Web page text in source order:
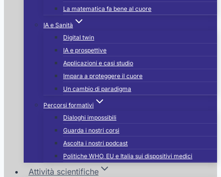
La matematica fa bene al cuore
IA e Sanità
Digital twin
IA e prospettive
Applicazioni e casi studio
Impara a proteggere il cuore
Un cambio di paradigma
Percorsi formativi
Dialoghi impossibili
Guarda i nostri corsi
Ascolta i nostri podcast
Politiche WHO, EU e Italia sui dispositivi medici
Attività scientifiche